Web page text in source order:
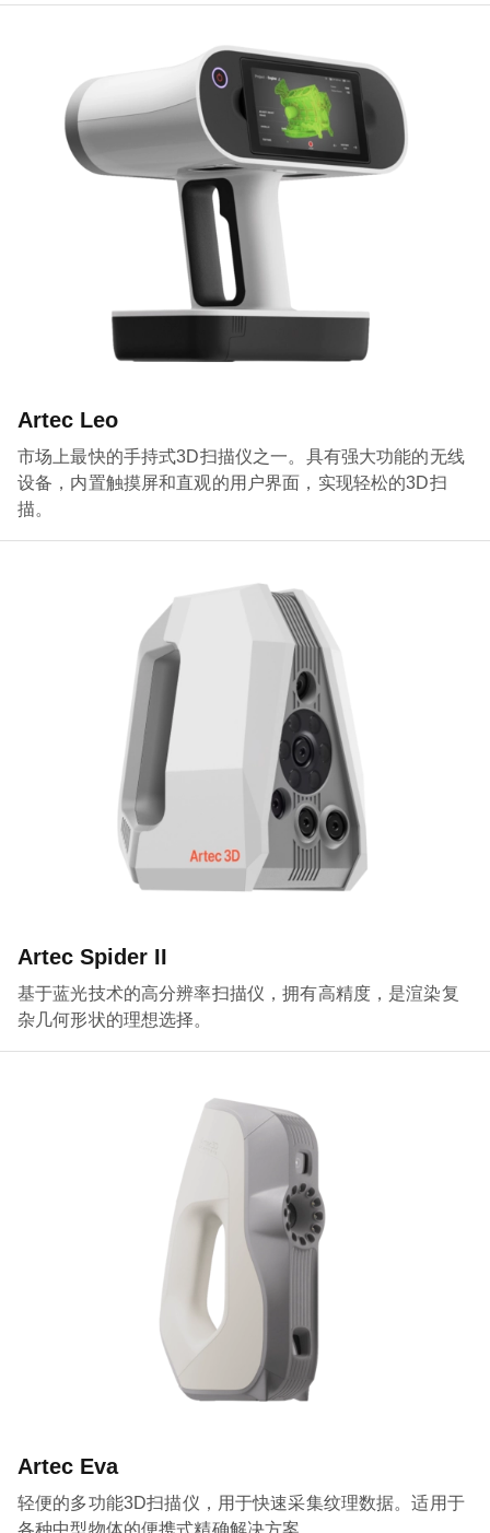
Artec Leo
市场上最快的手持式3D扫描仪之一。具有强大功能的无线
设备，内置触摸屏和直观的用户界面，实现轻松的3D扫
描。
Artec Spider II
基于蓝光技术的高分辨率扫描仪，拥有高精度，是渲染复
杂几何形状的理想选择。
Artec Eva
轻便的多功能3D扫描仪，用于快速采集纹理数据。适用于